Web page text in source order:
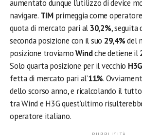
aumentato dunque l’utilizzo di device
navigare. TIMprimeggia come
quota di mercato pari al 30,2%, seguita
seconda posizione con il suo 29,4%del
posizione troviamoWindche detiene il
Solo quarta posizione per il vecchio
fetta di mercato pari al’11%.
dello scorso anno, e ricalcolando il
tra Wind e H3G quest’ultimo
operatore italiano.